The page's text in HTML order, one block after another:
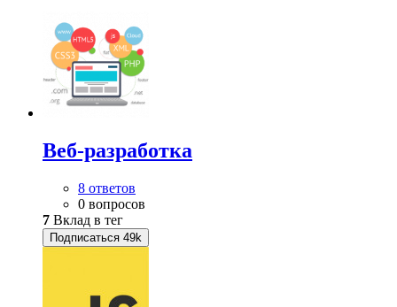
Веб-разработка
8 ответов
0 вопросов
7 Вклад в тег
Подписаться 49k